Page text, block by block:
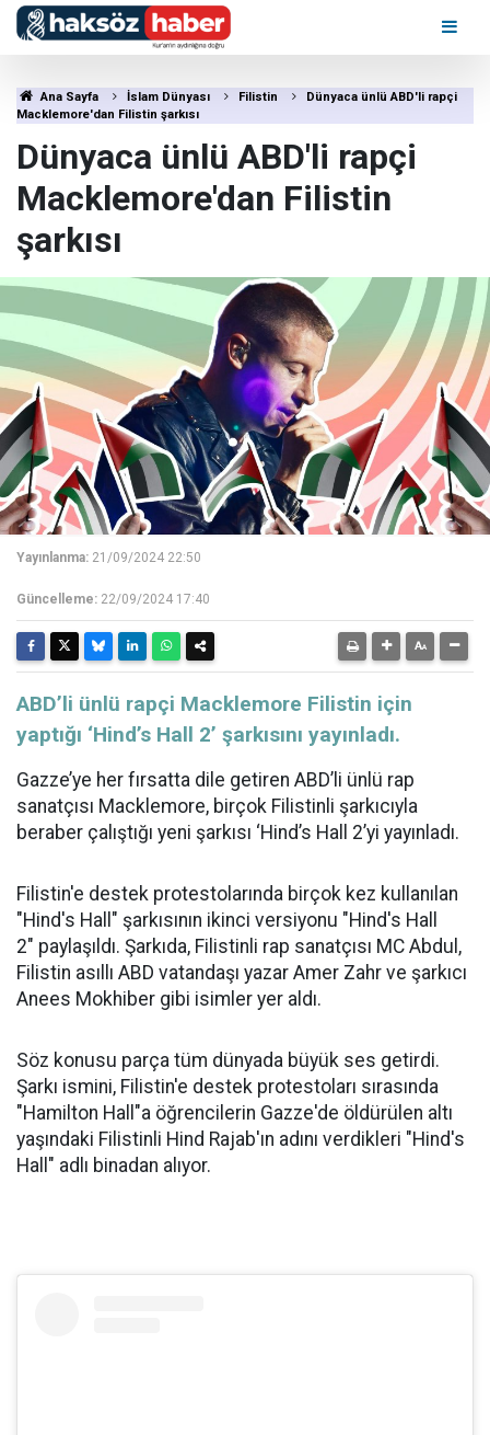
Ana Sayfa İslam Dünyası Filistin
Dünyaca ünlü ABD'li rapçi
Macklemore'dan Filistin şarkısı
Dünyaca ünlü ABD'li rapçi
Macklemore'dan Filistin
şarkısı
Yayınlanma: 21/09/2024 22:50
Güncelleme: 22/09/2024 17:40
ABD’li ünlü rapçi Macklemore Filistin için
yaptığı ‘Hind’s Hall 2’ şarkısını yayınladı.
Gazze’ye her fırsatta dile getiren ABD’li ünlü rap
sanatçısı Macklemore, birçok Filistinli şarkıcıyla
beraber çalıştığı yeni şarkısı ‘Hind’s Hall 2’yi yayınladı.
Filistin'e destek protestolarında birçok kez kullanılan
"Hind's Hall" şarkısının ikinci versiyonu "Hind's Hall
2" paylaşıldı. Şarkıda, Filistinli rap sanatçısı MC Abdul,
Filistin asıllı ABD vatandaşı yazar Amer Zahr ve şarkıcı
Anees Mokhiber gibi isimler yer aldı.
Söz konusu parça tüm dünyada büyük ses getirdi.
Şarkı ismini, Filistin'e destek protestoları sırasında
"Hamilton Hall"a öğrencilerin Gazze'de öldürülen altı
yaşındaki Filistinli Hind Rajab'ın adını verdikleri "Hind's
Hall" adlı binadan alıyor.